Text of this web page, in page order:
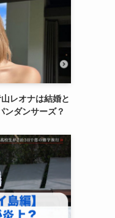
レオナは結婚と
ンダンサーズ？